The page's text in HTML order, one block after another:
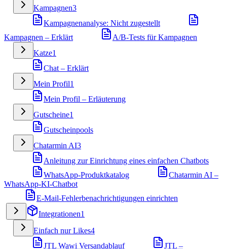
Kampagnen3
Kampagnenanalyse: Nicht zugestellt
Kampagnen – Erklärt
A/B-Tests für Kampagnen
Katze1
Chat – Erklärt
Mein Profil1
Mein Profil – Erläuterung
Gutscheine1
Gutscheinpools
Chatarmin AI3
Anleitung zur Einrichtung eines einfachen Chatbots
WhatsApp-Produktkatalog
Chatarmin AI –
WhatsApp-KI-Chatbot
E-Mail-Fehlerbenachrichtigungen einrichten
Integrationen1
Einfach nur Likes4
JTL Wawi Versandablauf
JTL –